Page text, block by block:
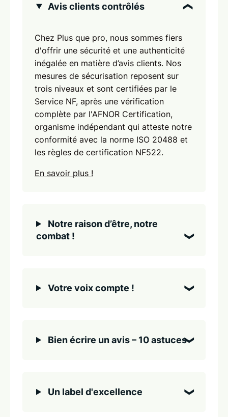
Avis clients contrôlés
Chez Plus que pro, nous sommes fiers
d'offrir une sécurité et une authenticité
inégalée en matière d’avis clients. Nos
mesures de sécurisation reposent sur
trois niveaux et sont certifiées par le
Service NF, après une vérification
complète par l'AFNOR Certification,
organisme indépendant qui atteste notre
conformité avec la norme ISO 20488 et
les règles de certification NF522.
En savoir plus !
Notre raison d’être, notre
combat !
Votre voix compte !
Bien écrire un avis – 10 astuces
Un label d'excellence